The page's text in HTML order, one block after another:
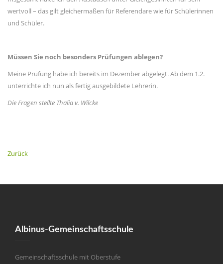
wertvoll – das gilt gleichermaßen für Referendare wie für Schülerinnen
und Schüler.
Müssen Sie noch besonders Prüfungen ablegen?
Meine Prüfung habe ich bereits im Dezember abgelegt. Ab dem 1.2.
unterrichte ich nun als fertig ausgebildete Lehrerin.
Die Fragen stellte Thalia v. Wilcke
Zurück
Albinus-Gemeinschaftsschule
Gemeinschaftsschule mit Oberstufe